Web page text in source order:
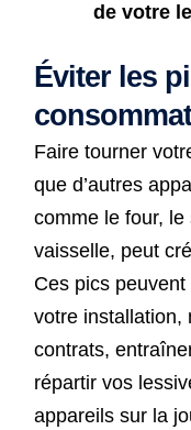
de votre
Éviter les
Faire tourner
que d’autres
comme le four,
vaisselle, peut
Ces pics
votre installation,
contrats,
répartir vos
appareils sur la